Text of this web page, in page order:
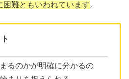
困難ともいわれています。
るのかが明確に分かるの